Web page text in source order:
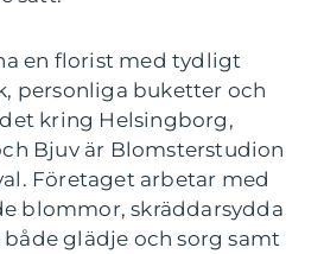
en florist med tydligt
personliga buketter och
kring Helsingborg,
Bjuv är Blomsterstudion
Företaget arbetar med
blommor, skräddarsydda
glädje och sorg samt